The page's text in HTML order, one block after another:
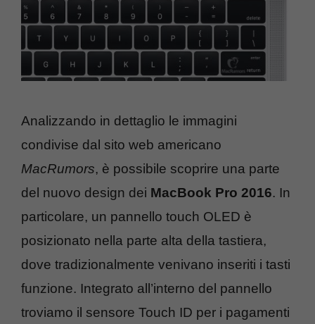
Analizzando in dettaglio le immagini
condivise dal sito web americano
MacRumors, è possibile scoprire una parte
del nuovo design dei MacBook Pro 2016. In
particolare, un pannello touch OLED è
posizionato nella parte alta della tastiera,
dove tradizionalmente venivano inseriti i tasti
funzione. Integrato all’interno del pannello
troviamo il sensore Touch ID per i pagamenti